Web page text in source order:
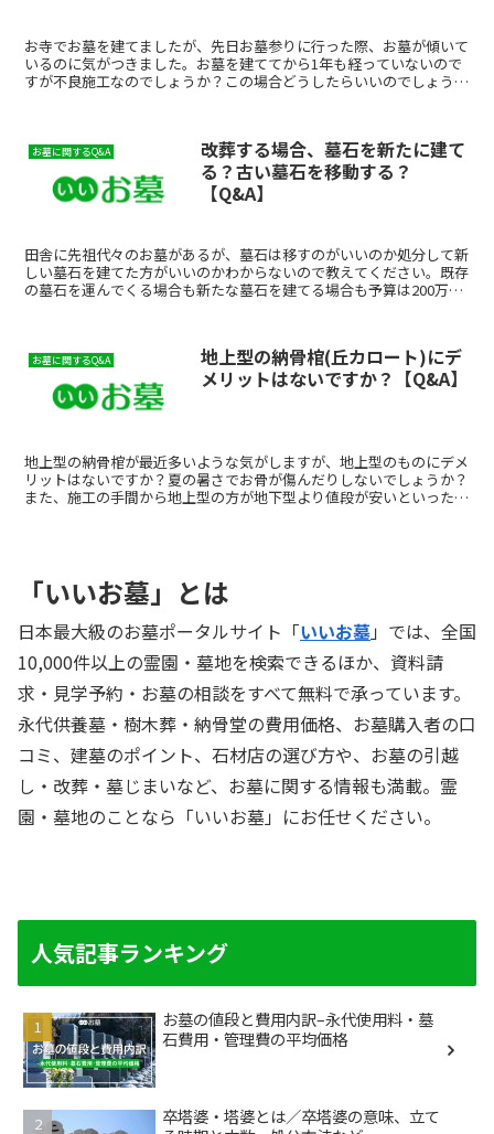
お寺でお墓を建てましたが、先日お墓参りに行った際、お墓が傾いて
いるのに気がつきました。お墓を建ててから1年も経っていないので
すが不良施工なのでしょうか？この場合どうしたらいいのでしょう
お墓に関するQ&A
改葬する場合、墓石を新たに建て
る？古い墓石を移動する？
【Q&A】
田舎に先祖代々のお墓があるが、墓石は移すのがいいのか処分して新
しい墓石を建てた方がいいのかわからないので教えてください。既存
の墓石を運んでくる場合も新たな墓石を建てる場合も予算は200万円
お墓に関するQ&A
地上型の納骨棺(丘カロート)にデ
メリットはないですか？【Q&A】
地上型の納骨棺が最近多いような気がしますが、地上型のものにデメ
リットはないですか？夏の暑さでお骨が傷んだりしないでしょうか？
また、施工の手間から地上型の方が地下型より値段が安いといったこ
「いいお墓」とは
日本最大級のお墓ポータルサイト「いいお墓」では、全国
10,000件以上の霊園・墓地を検索できるほか、資料請
求・見学予約・お墓の相談をすべて無料で承っています。
永代供養墓・樹木葬・納骨堂の費用価格、お墓購入者の口
コミ、建墓のポイント、石材店の選び方や、お墓の引越
し・改葬・墓じまいなど、お墓に関する情報も満載。霊
園・墓地のことなら「いいお墓」にお任せください。
人気記事ランキング
お墓の値段と費用内訳–永代使用料・墓
石費用・管理費の平均価格
卒塔婆・塔婆とは／卒塔婆の意味、立て